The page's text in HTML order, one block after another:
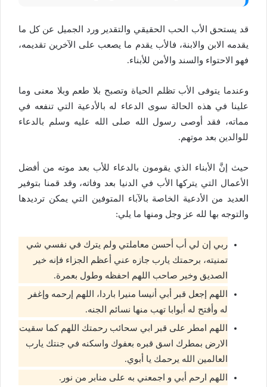
قد يستحق الأب الحب الحقيقي والتقدير ورد الجميل عن كل ما
يقدمه الابن والابنة، فالأب يقدم ما يصعب على الآخرين تقديمه،
فهو الاحتواء والسند والأمن للأبناء.
وعندما يتوفى الأب تظلم الحياة وتصبح بلا طعم وبلا معنى وما
علينا في هذه الحالة سوى الدعاء له بالأدعية التي تنفعه في
مماته، فقد أوصى رسول الله صلى الله عليه وسلم بالدعاء
للوالدين بعد موتهم.
حيث إنَّ الأبناء الذي يقومون بالدعاء للأب بعد موته من أفضل
الأعمال التي يتركها الأب في الدنيا بعد وفاته، وقد قمنا بتوفير
العديد من الأدعية الخاصة بالآباء المتوفين التي يمكن ترديدها
والتوجه بها لله عز وجل ومنها ما يلي:
ربي إن لي أب أحسن معاملتي ولم يترك في نفسي شي
تمنيته، برحمتك يارب جازه عني أعظم الجزاء فإنه خير
الصديق وخير صاحب اللهم احفظه وطول بعمرة.
اللهم إجعل قبر أبي أنيسا منيرا باردا، اللهم إرحمه وإغفر
له وأفتح له أبوابا تهب منها نسائم الجنه.
اللهم امطر على قبر ابي سحائب رحمتك اللهم كما سقيت
الارض بمطرك اسق قبره بعفوك واسكنه في جنتك يارب
العالمين الله يرحمك يا أبوي.
اللهم ارحم أبي و اجمعني به على منابر من نور.